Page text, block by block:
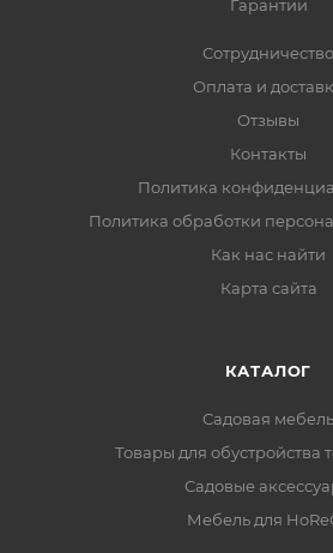
Гарантии
Сотрудничество
Оплата и
Отзывы
Контакты
Политика
Политика обработки
Как нас найти
Карта сайта
КАТАЛОГ
Садовая мебель
Товары для обустройства
Садовые
Мебель для